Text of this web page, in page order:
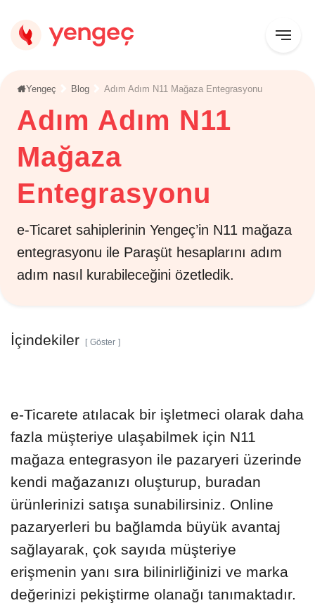
Yengeç Blog Adım Adım N11 Mağaza Entegrasyonu
Adım Adım N11
Mağaza
Entegrasyonu
e-Ticaret sahiplerinin Yengeç’in N11 mağaza
entegrasyonu ile Paraşüt hesaplarını adım
adım nasıl kurabileceğini özetledik.
e-Ticarete atılacak bir işletmeci olarak daha
fazla müşteriye ulaşabilmek için N11
mağaza entegrasyon ile pazaryeri üzerinde
kendi mağazanızı oluşturup, buradan
ürünlerinizi satışa sunabilirsiniz. Online
pazaryerleri bu bağlamda büyük avantaj
sağlayarak, çok sayıda müşteriye
erişmenin yanı sıra bilinirliğinizi ve marka
değerinizi pekiştirme olanağı tanımaktadır.
İçindekiler Göster